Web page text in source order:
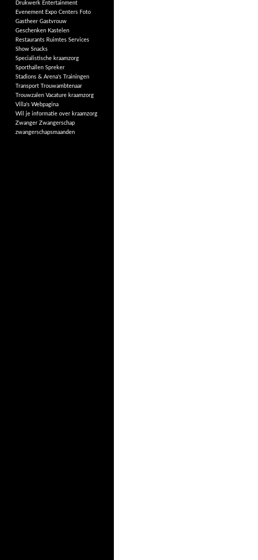
Drukwerk Entertainment
Evenement Expo Centers Foto
Gastheer Gastvrouw
Geschenken Kastelen
Restaurants Ruimtes Services
Show Snacks
Specialistische kraamzorg
Sporthallen Spreker
Stadions & Arena's Trainingen
Transport Trouwambtenaar
Trouwzalen Vacature kraamzorg
Villa's Webpagina
Wil je informatie over kraamzorg
Zwanger Zwangerschap
zwangerschapsmaanden